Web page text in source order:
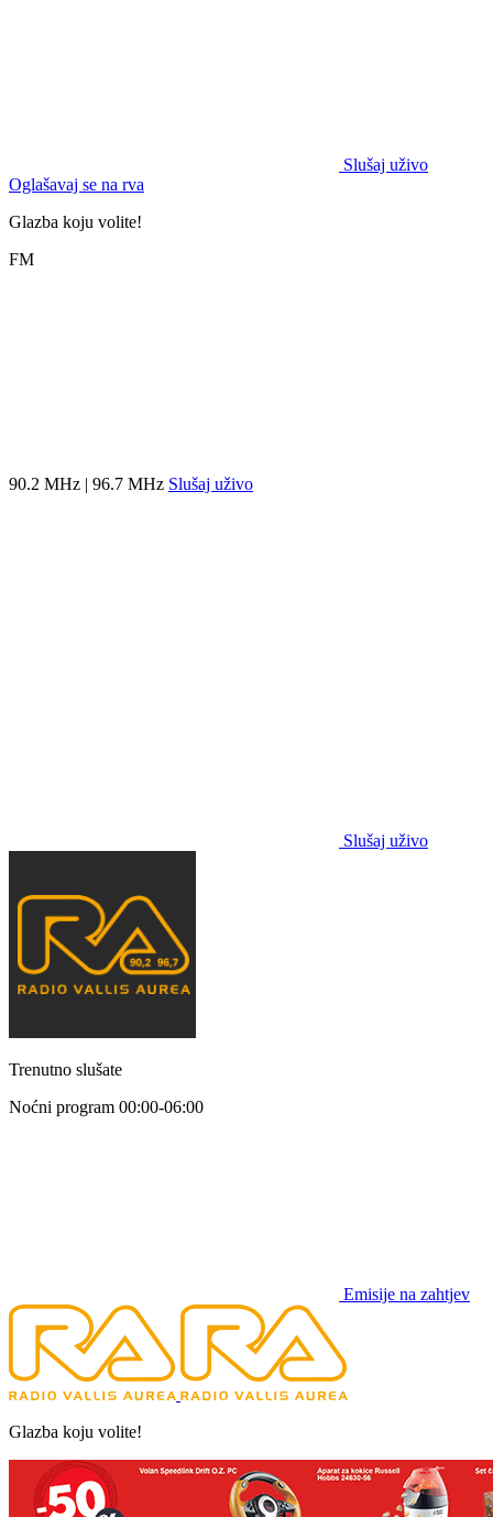
Slušaj uživo
Oglašavaj se na rva
Glazba koju volite!
FM
90.2 MHz | 96.7 MHz Slušaj uživo
Slušaj uživo
Trenutno slušate
Noćni program 00:00-06:00
Emisije na zahtjev
Glazba koju volite!